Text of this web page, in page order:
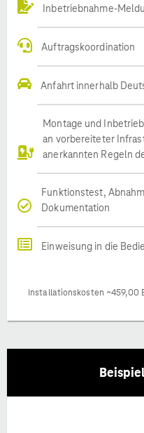
Inbetriebnahme-
Auftragskoordination
Anfahrt innerhalb
Montage und
an vorbereiteter
anerkannten Regeln
Funktionstest,
Dokumentation
Einweisung in die
Installationskosten ~459,00